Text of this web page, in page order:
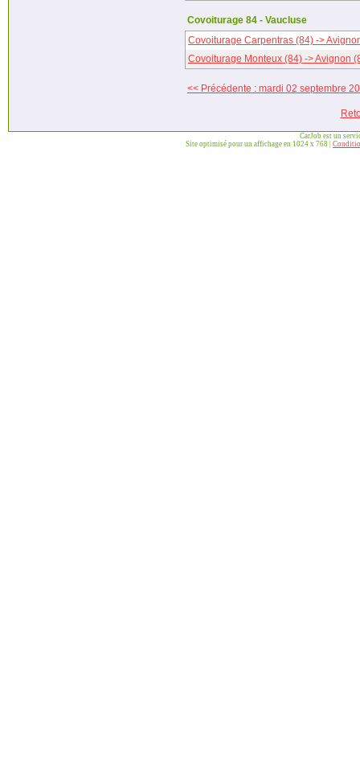
Covoiturage 84 - Vaucluse
Covoiturage Carpentras (84) ->
Covoiturage Monteux (84) -> Avignon
<< Précédente : mardi 02 septembre
CarJob est un
Site optimisé pour un affichage en 1024 x 768 |